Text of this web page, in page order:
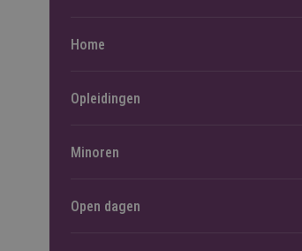
Home
Opleidingen
Minoren
Open dagen